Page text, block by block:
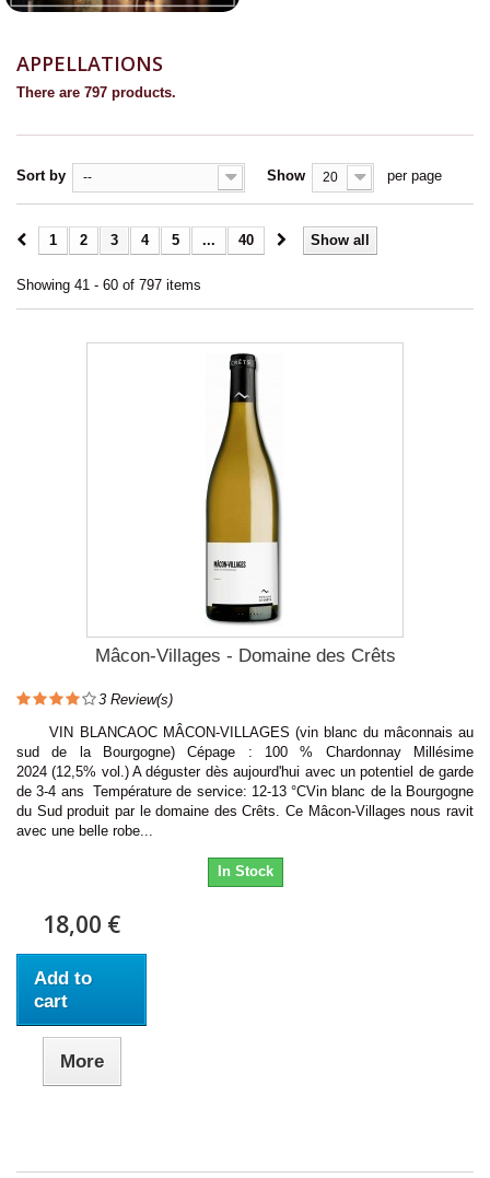
APPELLATIONS
There are 797 products.
Sort by -- Show 20 per page
Show all
1 2 3 4 5 ... 40
Showing 41 - 60 of 797 items
Mâcon-Villages - Domaine des Crêts
3 Review(s)
VIN BLANCAOC MÂCON-VILLAGES (vin blanc du mâconnais au
sud de la Bourgogne) Cépage : 100 % Chardonnay Millésime
2024 (12,5% vol.) A déguster dès aujourd'hui avec un potentiel de garde
de 3-4 ans Température de service: 12-13 °CVin blanc de la Bourgogne
du Sud produit par le domaine des Crêts. Ce Mâcon-Villages nous ravit
avec une belle robe...
In Stock
18,00 €
Add to
cart
More